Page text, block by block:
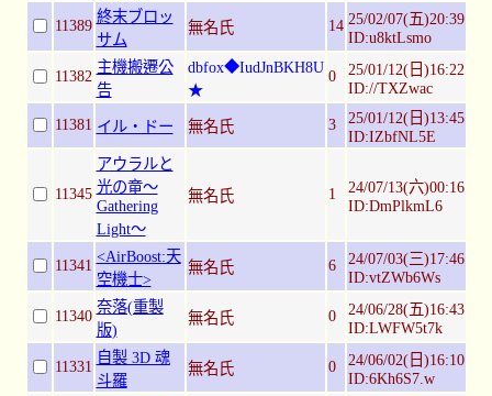
11389 終末ブロッ
サム
無名氏 14 25/02/07(五)20:39
ID:u8ktLsmo
11382 主機搬遷公
告
dbfox◆IudJnBKH8U
★
0
25/01/12(日)16:22
ID://TXZwac
11381 イル・ドー 無名氏 3
25/01/12(日)13:45
ID:IZbfNL5E
11345
アウラルと
光の竜～
Gathering
Light～
無名氏 1
24/07/13(六)00:16
ID:DmPlkmL6
11341 <AirBoost:天
空機士>
無名氏 6
24/07/03(三)17:46
ID:vtZWb6Ws
11340 奈落(重製
版)
無名氏 0
24/06/28(五)16:43
ID:LWFW5t7k
11331 自製 3D 魂
斗羅
無名氏 0
24/06/02(日)16:10
ID:6Kh6S7.w